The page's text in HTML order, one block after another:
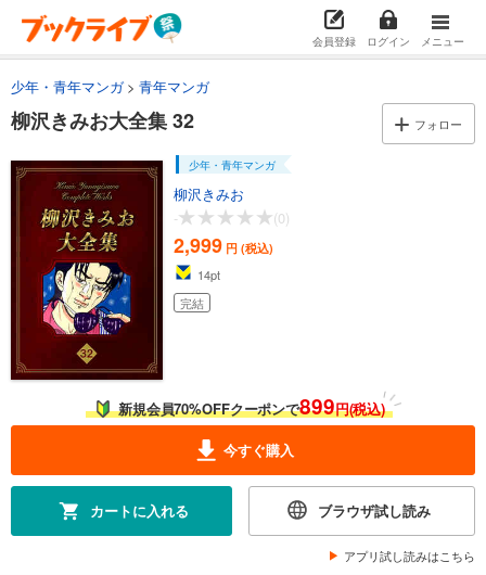
会員登録 ログイン メニュー
少年・青年マンガ 青年マンガ
柳沢きみお大全集 32 フォロー
少年・青年マンガ
柳沢きみお
-
(0)
2,999 円 (税込)
14pt
完結
新規会員70%OFFクーポンで899円(税込)
今すぐ購入
カートに入れる ブラウザ試し読み
アプリ試し読みはこちら
試し読み
柳沢きみお大全集 24
2,999円 (税込)
カート
あらすじを表示する
柳沢きみお大全集 25
2,999
円 (税込)
完結
あらすじを表示する
柳沢きみお大全集 26
2,999
あらすじを表示する